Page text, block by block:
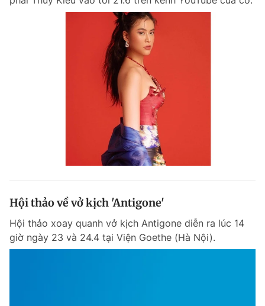
Hội thảo về vở kịch 'Antigone'
Hội thảo xoay quanh vở kịch Antigone diễn ra lúc 14
giờ ngày 23 và 24.4 tại Viện Goethe (Hà Nội).